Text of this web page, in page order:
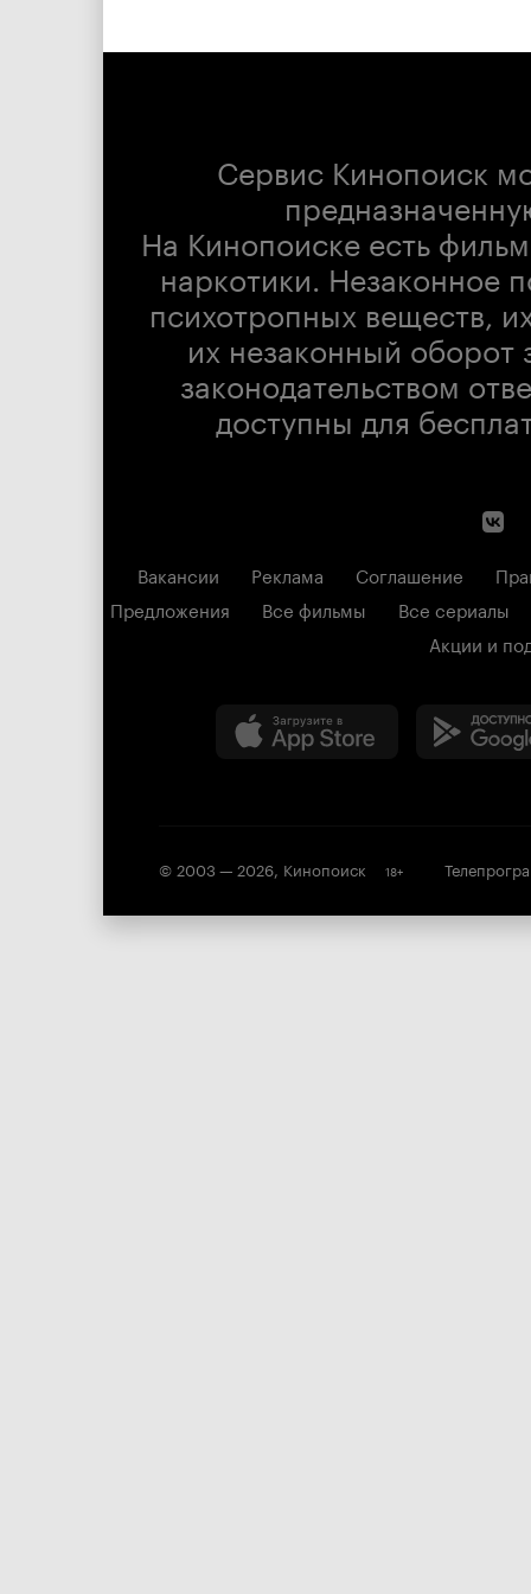
Сервис Кинопоиск
На Кинопоиске есть
наркотики. Незаконное
психотропных веществ,
их незаконный оборот
законодательством
доступны для
Вакансии Реклама Соглашение
Предложения
Все фильмы
Все сериалы
Акции и
© 2003 — 2026, Кинопоиск 18+